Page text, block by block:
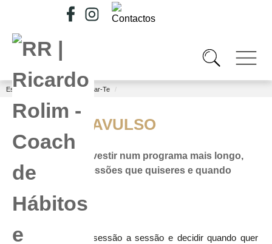
Está em... Como Posso Ajudar-Te /
SESSÕES AVULSO
Se não queres investir num programa mais longo,
podes fazer as sessões que quiseres e quando
Indicado para quem
• Prefere trabalhar sessão a sessão e decidir quando quer